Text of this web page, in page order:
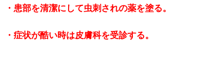
・患部を清潔にして虫刺されの薬を塗る。
・症状が酷い時は皮膚科を受診する。